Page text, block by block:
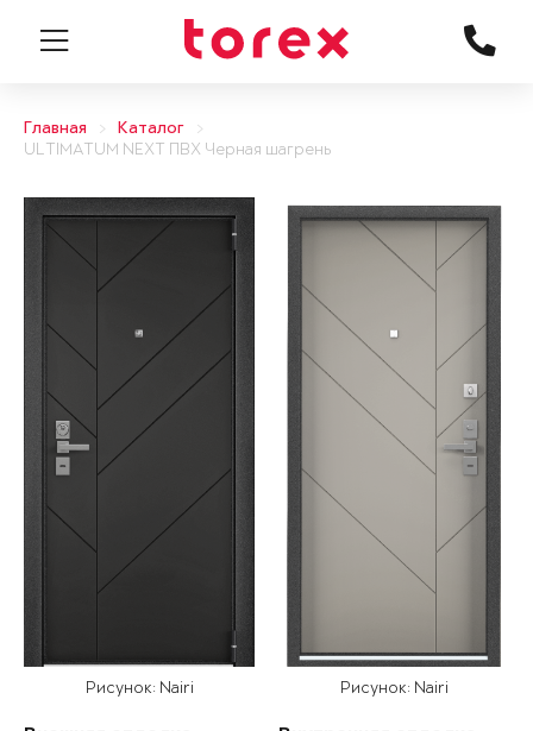
Главная
Каталог
ULTIMATUM NEXT ПВХ Черная шагрень
Рисунок: Nairi Рисунок: Nairi